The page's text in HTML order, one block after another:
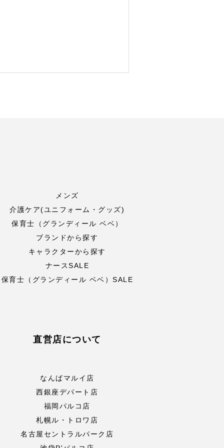
メンズ
介護ケア(ユニフォーム・グッズ)
保育士（グランディール ベベ）
ブランドから探す
キャラクターから探す
ナースSALE
保育士（グランディール ベベ）SALE
直営店について
なんばマルイ店
西銀座デパート店
福岡パルコ店
札幌ル・トロワ店
名古屋セントラルパーク店